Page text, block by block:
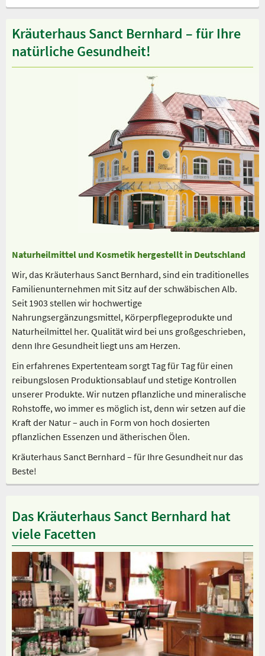
Kräuterhaus Sanct Bernhard – für Ihre
natürliche Gesundheit!
Naturheilmittel und Kosmetik hergestellt in Deutschland
Wir, das Kräuterhaus Sanct Bernhard, sind ein traditionelles
Familienunternehmen mit Sitz auf der schwäbischen Alb.
Seit 1903 stellen wir hochwertige
Nahrungsergänzungsmittel, Körperpflegeprodukte und
Naturheilmittel her. Qualität wird bei uns großgeschrieben,
denn Ihre Gesundheit liegt uns am Herzen.
Ein erfahrenes Expertenteam sorgt Tag für Tag für einen
reibungslosen Produktionsablauf und stetige Kontrollen
unserer Produkte. Wir nutzen pflanzliche und mineralische
Rohstoffe, wo immer es möglich ist, denn wir setzen auf die
Kraft der Natur – auch in Form von hoch dosierten
pflanzlichen Essenzen und ätherischen Ölen.
Kräuterhaus Sanct Bernhard – für Ihre Gesundheit nur das
Beste!
Das Kräuterhaus Sanct Bernhard hat
viele Facetten